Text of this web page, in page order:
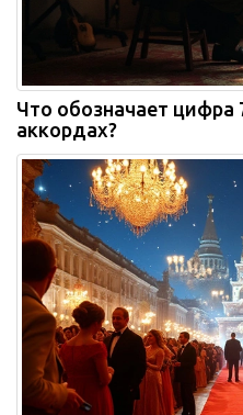
Что обозначает цифра
аккордах?